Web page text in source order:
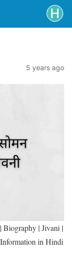
5 years ago
Biography | Jivani |
in Hindi